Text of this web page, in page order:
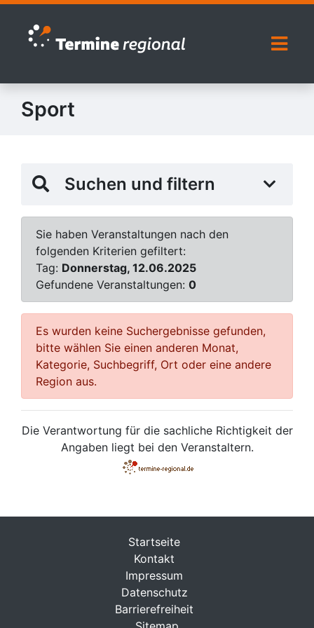
Zur Navigation springen
Zum Inhalt springen
Sport
Suchen und filtern
Sie haben Veranstaltungen nach den
folgenden Kriterien gefiltert:
Tag: Donnerstag, 12.06.2025
Gefundene Veranstaltungen: 0
Es wurden keine Suchergebnisse gefunden,
bitte wählen Sie einen anderen Monat,
Kategorie, Suchbegriff, Ort oder eine andere
Region aus.
Die Verantwortung für die sachliche Richtigkeit der
Angaben liegt bei den Veranstaltern.
Startseite
Kontakt
Impressum
Datenschutz
Barrierefreiheit